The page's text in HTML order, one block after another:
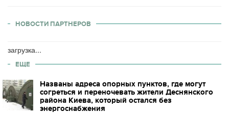
НОВОСТИ ПАРТНЕРОВ
загрузка...
ЕЩЕ
Названы адреса опорных пунктов, где могут
согреться и переночевать жители Деснянского
района Киева, который остался без
энергоснабжения